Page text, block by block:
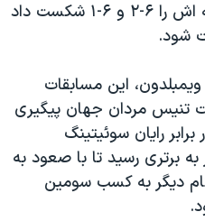
دوم و سوم حریف نوزده ساله اش را ۶-۲ و ۶-۱ شکست داد
شود.
این مسابقات
تنیس مردان جهان پیگیری
رایان سوئیتینگ
برتری رسید تا با صعود به
دیگر به کسب سومین